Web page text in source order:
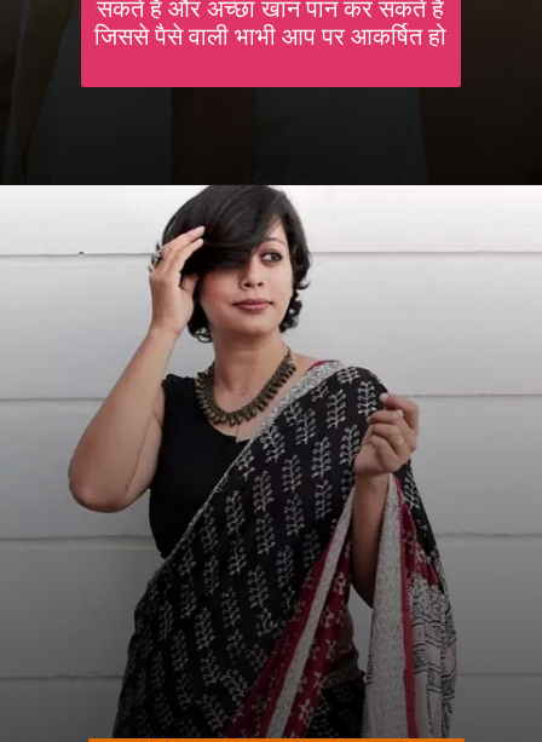
सकते है और अच्छा खान पान कर सकते है
जिससे पैसे वाली भाभी आप पर आकर्षित हो